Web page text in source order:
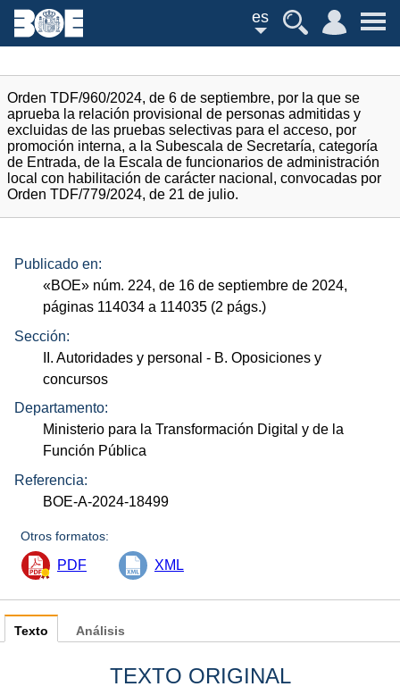
es
Orden TDF/960/2024, de 6 de septiembre, por la que se
aprueba la relación provisional de personas admitidas y
excluidas de las pruebas selectivas para el acceso, por
promoción interna, a la Subescala de Secretaría, categoría
de Entrada, de la Escala de funcionarios de administración
local con habilitación de carácter nacional, convocadas por
Orden TDF/779/2024, de 21 de julio.
Publicado en:
«BOE» núm. 224, de 16 de septiembre de 2024,
páginas 114034 a 114035 (2 págs.)
Sección:
II. Autoridades y personal - B. Oposiciones y
concursos
Departamento:
Ministerio para la Transformación Digital y de la
Función Pública
Referencia:
BOE-A-2024-18499
Otros formatos:
PDF XML
Texto
TEXTO ORIGINAL
Análisis